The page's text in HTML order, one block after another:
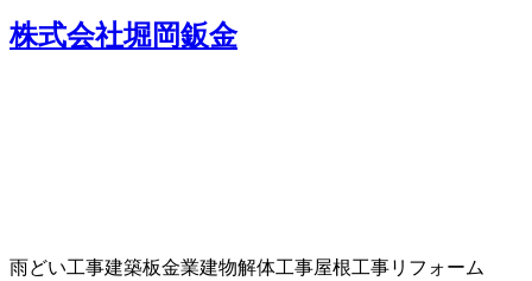
株式会社堀岡鈑金
雨どい工事建築板金業建物解体工事屋根工事リフォーム